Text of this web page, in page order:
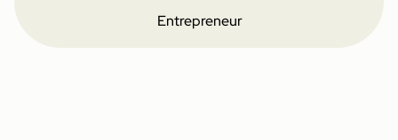
Entrepreneur